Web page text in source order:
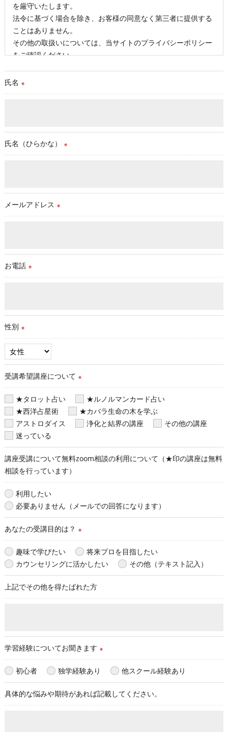
を厳守いたします。
法令に基づく場合を除き、お客様の同意なく第三者に提供する
ことはありません。
その他の取扱いについては、当サイトのプライバシーポリシー
をご確認ください。
氏名 ※
氏名（ひらかな） ※
メールアドレス ※
お電話 ※
性別 ※
受講希望講座について ※
★タロット占い
★ルノルマンカード占い
★西洋占星術
★カバラ生命の木を学ぶ
アストロダイス
浄化と結界の講座
その他の講座
迷っている
講座受講について無料zoom相談の利用について（★印の講座は無料
相談を行っています）
利用したい
必要ありません（メールでの回答になります）
あなたの受講目的は？ ※
趣味で学びたい
将来プロを目指したい
カウンセリングに活かしたい
その他（テキスト記入）
上記でその他を得たばれた方
学習経験についてお聞きます ※
初心者 独学経験あり 他スクール経験あり
具体的な悩みや期待があれば記載してください。